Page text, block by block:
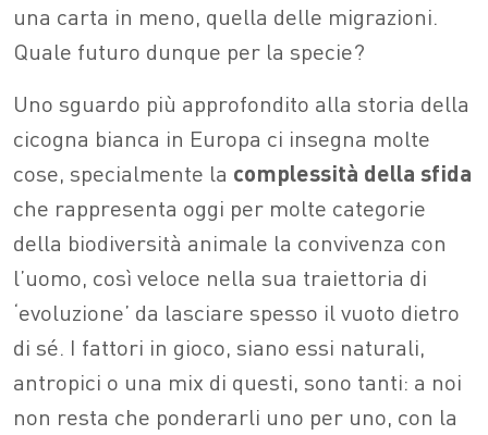
una carta in meno, quella delle migrazioni.
Quale futuro dunque per la specie?
Uno sguardo più approfondito alla storia della
cicogna bianca in Europa ci insegna molte
cose, specialmente la complessità della sfida
che rappresenta oggi per molte categorie
della biodiversità animale la convivenza con
l’uomo, così veloce nella sua traiettoria di
‘evoluzione’ da lasciare spesso il vuoto dietro
di sé. I fattori in gioco, siano essi naturali,
antropici o una mix di questi, sono tanti: a noi
non resta che ponderarli uno per uno, con la